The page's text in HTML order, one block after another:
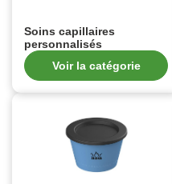
Soins capillaires
personnalisés
Voir la catégorie